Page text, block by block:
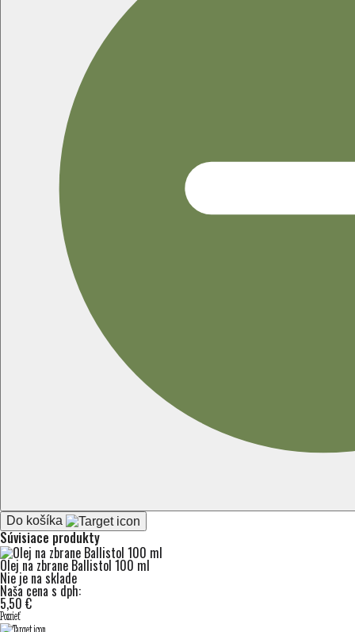
Do košíka
Súvisiace produkty
Olej na zbrane Ballistol 100 ml
Nie je na sklade
Naša cena s dph:
5,50 €
Pozrieť